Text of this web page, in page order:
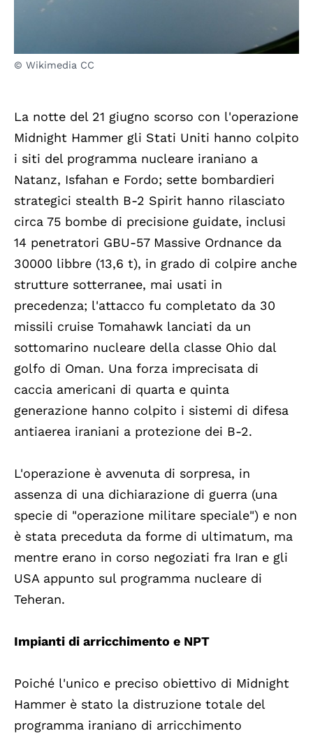
© Wikimedia CC
La notte del 21 giugno scorso con l'operazione
Midnight Hammer gli Stati Uniti hanno colpito
i siti del programma nucleare iraniano a
Natanz, Isfahan e Fordo; sette bombardieri
strategici stealth B-2 Spirit hanno rilasciato
circa 75 bombe di precisione guidate, inclusi
14 penetratori GBU-57 Massive Ordnance da
30000 libbre (13,6 t), in grado di colpire anche
strutture sotterranee, mai usati in
precedenza; l'attacco fu completato da 30
missili cruise Tomahawk lanciati da un
sottomarino nucleare della classe Ohio dal
golfo di Oman. Una forza imprecisata di
caccia americani di quarta e quinta
generazione hanno colpito i sistemi di difesa
antiaerea iraniani a protezione dei B-2.
L'operazione è avvenuta di sorpresa, in
assenza di una dichiarazione di guerra (una
specie di "operazione militare speciale") e non
è stata preceduta da forme di ultimatum, ma
mentre erano in corso negoziati fra Iran e gli
USA appunto sul programma nucleare di
Teheran.
Impianti di arricchimento e NPT
Poiché l'unico e preciso obiettivo di Midnight
Hammer è stato la distruzione totale del
programma iraniano di arricchimento